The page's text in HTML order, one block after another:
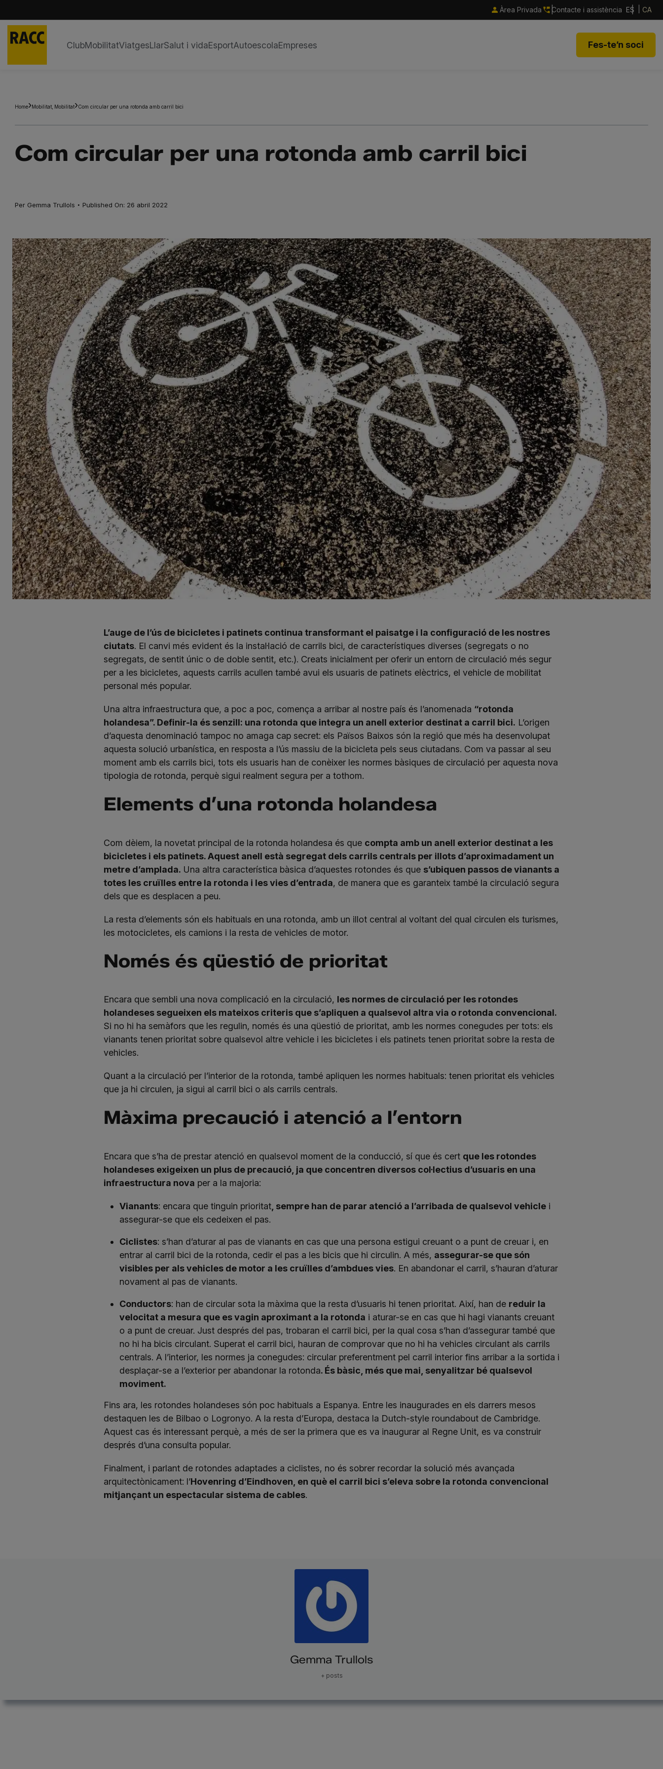
Àrea Privada Contacte i assistència ES CA
ClubMobilitatViatgesLlarSalut i vidaEsportAutoescolaEmpreses Fes-te’n soci
content
Home Mobilitat Mobilitat Com circular per una rotonda amb carril bici
Com circular per una rotonda amb carril bici
Per Gemma Trullols · Published On: 26 abril 2022
L’auge de l’ús de bicicletes i patinets continua transformant el paisatge i la configuració de les nostres
ciutats. El canvi més evident és la instal·lació de carrils bici, de característiques diverses (segregats o no
segregats, de sentit únic o de doble sentit, etc.). Creats inicialment per oferir un entorn de circulació més segur
per a les bicicletes, aquests carrils acullen també avui els usuaris de patinets elèctrics, el vehicle de mobilitat
personal més popular.
Una altra infraestructura que, a poc a poc, comença a arribar al nostre país és l’anomenada “rotonda
holandesa”. Definir-la és senzill: una rotonda que integra un anell exterior destinat a carril bici. L’origen
d’aquesta denominació tampoc no amaga cap secret: els Països Baixos són la regió que més ha desenvolupat
aquesta solució urbanística, en resposta a l’ús massiu de la bicicleta pels seus ciutadans. Com va passar al seu
moment amb els carrils bici, tots els usuaris han de conèixer les normes bàsiques de circulació per aquesta nova
tipologia de rotonda, perquè sigui realment segura per a tothom.
Elements d’una rotonda holandesa
Com dèiem, la novetat principal de la rotonda holandesa és que compta amb un anell exterior destinat a les
bicicletes i els patinets. Aquest anell està segregat dels carrils centrals per illots d’aproximadament un
metre d’amplada. Una altra característica bàsica d’aquestes rotondes és que s’ubiquen passos de vianants a
totes les cruïlles entre la rotonda i les vies d’entrada, de manera que es garanteix també la circulació segura
dels que es desplacen a peu.
La resta d’elements són els habituals en una rotonda, amb un illot central al voltant del qual circulen els turismes,
les motocicletes, els camions i la resta de vehicles de motor.
Només és qüestió de prioritat
Encara que sembli una nova complicació en la circulació, les normes de circulació per les rotondes
holandeses segueixen els mateixos criteris que s’apliquen a qualsevol altra via o rotonda convencional.
Si no hi ha semàfors que les regulin, només és una qüestió de prioritat, amb les normes conegudes per tots: els
vianants tenen prioritat sobre qualsevol altre vehicle i les bicicletes i els patinets tenen prioritat sobre la resta de
vehicles.
Quant a la circulació per l’interior de la rotonda, també apliquen les normes habituals: tenen prioritat els vehicles
que ja hi circulen, ja sigui al carril bici o als carrils centrals.
Màxima precaució i atenció a l’entorn
Encara que s’ha de prestar atenció en qualsevol moment de la conducció, sí que és cert que les rotondes
holandeses exigeixen un plus de precaució, ja que concentren diversos col·lectius d’usuaris en una
infraestructura nova per a la majoria:
Vianants: encara que tinguin prioritat, sempre han de parar atenció a l’arribada de qualsevol vehiclei
assegurar-se que els cedeixen el pas.
Ciclistes: s’han d’aturar al pas de vianants en cas que una persona estigui creuant o a punt de creuar i, en
entrar al carril bici de la rotonda, cedir el pas a les bicis que hi circulin. A més, assegurar-se que són
visibles per als vehicles de motor a les cruïlles d’ambdues vies. En abandonar el carril, s’hauran d’aturar
novament al pas de vianants.
Conductors: han de circular sota la màxima que la resta d’usuaris hi tenen prioritat. Així, han de reduir la
velocitat a mesura que es vagin aproximant a la rotonda i aturar-se en cas que hi hagi vianants creuant
o a punt de creuar. Just després del pas, trobaran el carril bici, per la qual cosa s’han d’assegurar també que
no hi ha bicis circulant. Superat el carril bici, hauran de comprovar que no hi ha vehicles circulant als carrils
centrals. A l’interior, les normes ja conegudes: circular preferentment pel carril interior fins arribar a la sortida i
desplaçar-se a l’exterior per abandonar la rotonda. És bàsic, més que mai, senyalitzar bé qualsevol
moviment.
Fins ara, les rotondes holandeses són poc habituals a Espanya. Entre les inaugurades en els darrers mesos
destaquen les de Bilbao o Logronyo. A la resta d’Europa, destaca la Dutch-style roundabout de Cambridge.
Aquest cas és interessant perquè, a més de ser la primera que es va inaugurar al Regne Unit, es va construir
després d’una consulta popular.
Finalment, i parlant de rotondes adaptades a ciclistes, no és sobrer recordar la solució més avançada
arquitectònicament: l’Hovenring d’Eindhoven, en què el carril bici s’eleva sobre la rotonda convencional
mitjançant un espectacular sistema de cables.
Gemma Trullols
+ posts